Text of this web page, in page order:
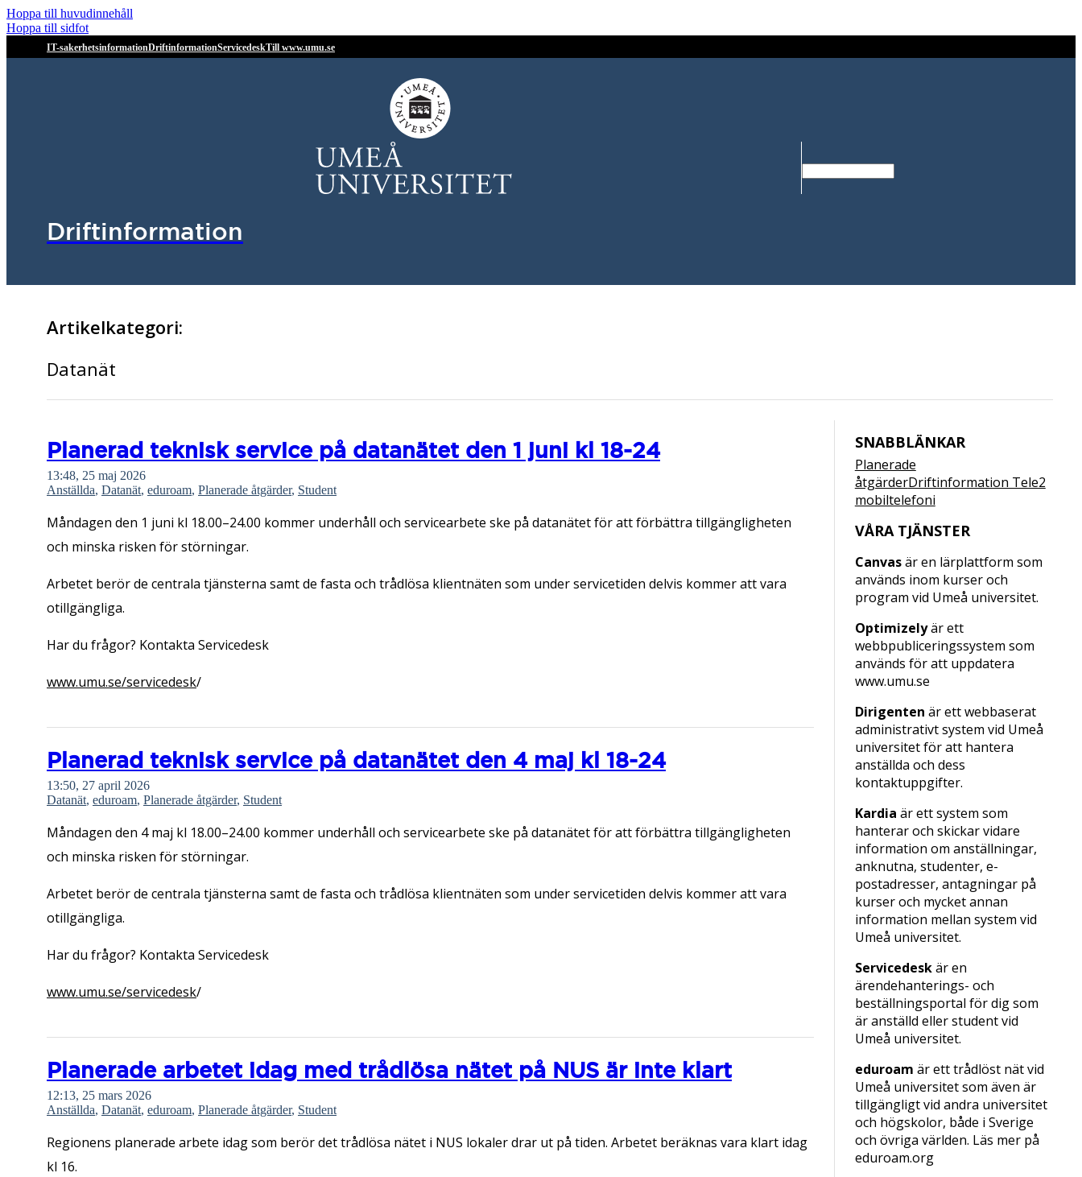
Hoppa till huvudinnehåll
Hoppa till sidfot
IT-sakerhetsinformationDriftinformationServicedeskTill www.umu.se
Driftinformation
Artikelkategori:
Datanät
Planerad teknisk service på datanätet den 1 juni kl 18-24
13:48, 25 maj 2026
Anställda, Datanät, eduroam, Planerade åtgärder, Student
Måndagen den 1 juni kl 18.00–24.00 kommer underhåll och servicearbete ske på datanätet för att förbättra tillgängligheten
och minska risken för störningar.
Arbetet berör de centrala tjänsterna samt de fasta och trådlösa klientnäten som under servicetiden delvis kommer att vara
otillgängliga.
Har du frågor? Kontakta Servicedesk
www.umu.se/servicedesk/
Planerad teknisk service på datanätet den 4 maj kl 18-24
13:50, 27 april 2026
Datanät, eduroam, Planerade åtgärder, Student
Måndagen den 4 maj kl 18.00–24.00 kommer underhåll och servicearbete ske på datanätet för att förbättra tillgängligheten
och minska risken för störningar.
Arbetet berör de centrala tjänsterna samt de fasta och trådlösa klientnäten som under servicetiden delvis kommer att vara
otillgängliga.
Har du frågor? Kontakta Servicedesk
www.umu.se/servicedesk/
Planerade arbetet idag med trådlösa nätet på NUS är inte klart
12:13, 25 mars 2026
Anställda, Datanät, eduroam, Planerade åtgärder, Student
Regionens planerade arbete idag som berör det trådlösa nätet i NUS lokaler drar ut på tiden. Arbetet beräknas vara klart idag
kl 16.
SNABBLÄNKAR
Planerade
åtgärderDriftinformation Tele2
mobiltelefoni
VÅRA TJÄNSTER
Canvasär en lärplattform som
används inom kurser och
program vid Umeå universitet.
Optimizelyär ett
webbpubliceringssystem som
används för att uppdatera
www.umu.se
Dirigenten är ett webbaserat
administrativt system vid Umeå
universitet för att hantera
anställda och dess
kontaktuppgifter.
Kardia är ett system som
hanterar och skickar vidare
information om anställningar,
anknutna, studenter, e-
postadresser, antagningar på
kurser och mycket annan
information mellan system vid
Umeå universitet.
Servicedeskär en
ärendehanterings- och
beställningsportal för dig som
är anställd eller student vid
Umeå universitet.
eduroam är ett trådlöst nät vid
Umeå universitet som även är
tillgängligt vid andra universitet
och högskolor, både i Sverige
och övriga världen. Läs mer på
eduroam.org